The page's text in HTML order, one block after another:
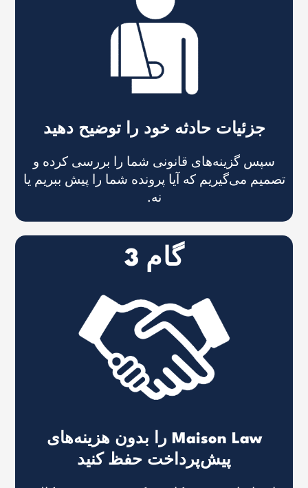
جزئیات حادثه خود را توضیح دهید
سپس گزینه‌های قانونی شما را بررسی کرده و
تصمیم می‌گیریم که آیا پرونده شما را پیش ببریم یا
نه.
گام 3
Maison Law را بدون هزینه‌های
پیش‌پرداخت حفظ کنید